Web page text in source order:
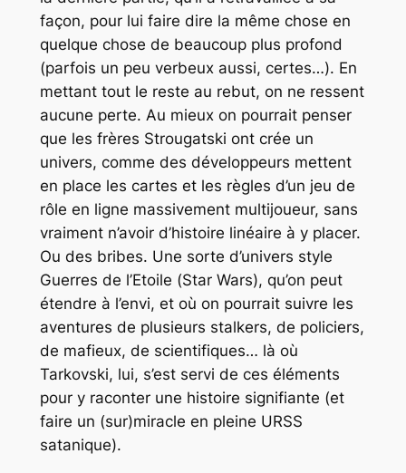
façon, pour lui faire dire la même chose en
quelque chose de beaucoup plus profond
(parfois un peu verbeux aussi, certes…). En
mettant tout le reste au rebut, on ne ressent
aucune perte. Au mieux on pourrait penser
que les frères Strougatski ont crée un
univers, comme des développeurs mettent
en place les cartes et les règles d’un jeu de
rôle en ligne massivement multijoueur, sans
vraiment n’avoir d’histoire linéaire à y placer.
Ou des bribes. Une sorte d’univers style
Guerres de l’Etoile (Star Wars), qu’on peut
étendre à l’envi, et où on pourrait suivre les
aventures de plusieurs stalkers, de policiers,
de mafieux, de scientifiques… là où
Tarkovski, lui, s’est servi de ces éléments
pour y raconter une histoire signifiante (et
faire un (sur)miracle en pleine URSS
satanique).